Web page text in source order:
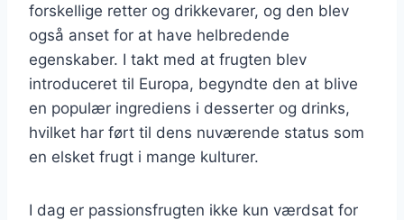
forskellige retter og drikkevarer, og den blev
også anset for at have helbredende
egenskaber. I takt med at frugten blev
introduceret til Europa, begyndte den at blive
en populær ingrediens i desserter og drinks,
hvilket har ført til dens nuværende status som
en elsket frugt i mange kulturer.
I dag er passionsfrugten ikke kun værdsat for